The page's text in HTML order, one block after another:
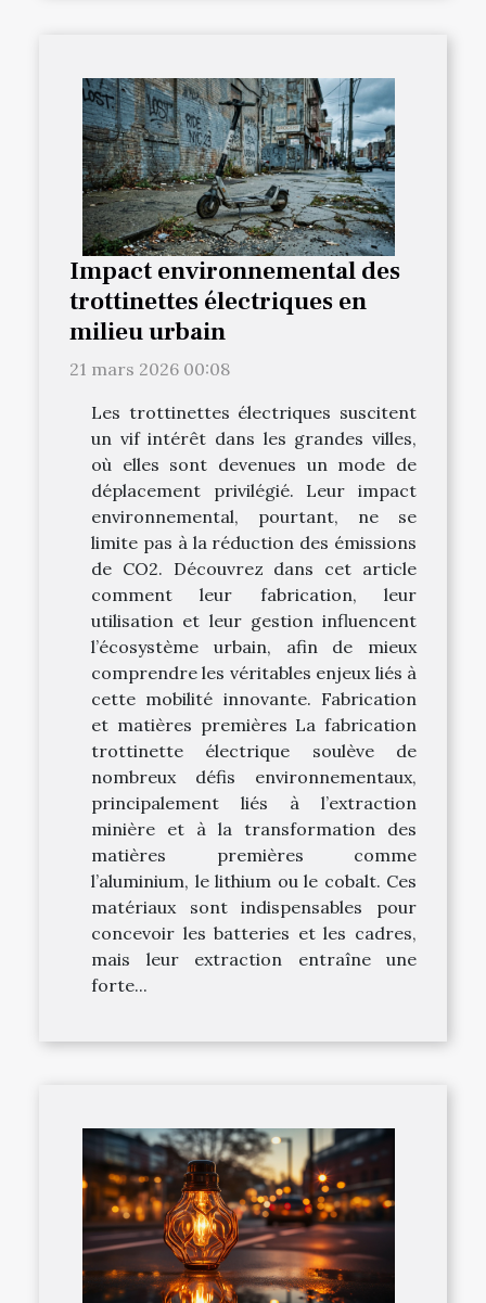
Impact environnemental des
trottinettes électriques en
milieu urbain
21 mars 2026 00:08
Les trottinettes électriques suscitent
un vif intérêt dans les grandes villes,
où elles sont devenues un mode de
déplacement privilégié. Leur impact
environnemental, pourtant, ne se
limite pas à la réduction des émissions
de CO2. Découvrez dans cet article
comment leur fabrication, leur
utilisation et leur gestion influencent
l’écosystème urbain, afin de mieux
comprendre les véritables enjeux liés à
cette mobilité innovante. Fabrication
et matières premières La fabrication
trottinette électrique soulève de
nombreux défis environnementaux,
principalement liés à l’extraction
minière et à la transformation des
matières premières comme
l’aluminium, le lithium ou le cobalt. Ces
matériaux sont indispensables pour
concevoir les batteries et les cadres,
mais leur extraction entraîne une
forte...